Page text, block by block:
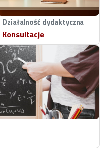
Działalność dydaktyczna
Konsultacje